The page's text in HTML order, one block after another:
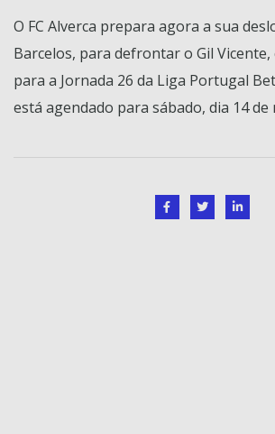
O FC Alverca prepara agora a sua
Barcelos, para defrontar o Gil
para a Jornada 26 da Liga Portugal
está agendado para sábado, dia 14 de